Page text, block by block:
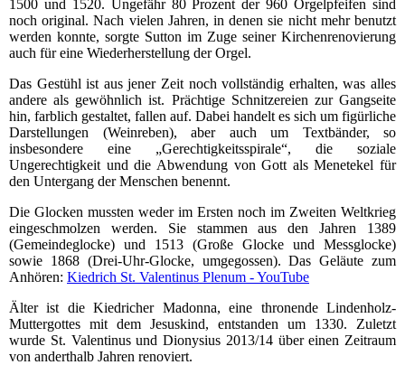
1500 und 1520. Ungefähr 80 Prozent der 960 Orgelpfeifen sind
noch original. Nach vielen Jahren, in denen sie nicht mehr benutzt
werden konnte, sorgte Sutton im Zuge seiner Kirchenrenovierung
auch für eine Wiederherstellung der Orgel.
Das Gestühl ist aus jener Zeit noch vollständig erhalten, was alles
andere als gewöhnlich ist. Prächtige Schnitzereien zur Gangseite
hin, farblich gestaltet, fallen auf. Dabei handelt es sich um figürliche
Darstellungen (Weinreben), aber auch um Textbänder, so
insbesondere eine „Gerechtigkeitsspirale“, die soziale
Ungerechtigkeit und die Abwendung von Gott als Menetekel für
den Untergang der Menschen benennt.
Die Glocken mussten weder im Ersten noch im Zweiten Weltkrieg
eingeschmolzen werden. Sie stammen aus den Jahren 1389
(Gemeindeglocke) und 1513 (Große Glocke und Messglocke)
sowie 1868 (Drei-Uhr-Glocke, umgegossen). Das Geläute zum
Anhören: Kiedrich St. Valentinus Plenum - YouTube
Älter ist die Kiedricher Madonna, eine thronende Lindenholz-
Muttergottes mit dem Jesuskind, entstanden um 1330. Zuletzt
wurde St. Valentinus und Dionysius 2013/14 über einen Zeitraum
von anderthalb Jahren renoviert.